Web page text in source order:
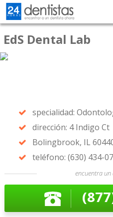
EdS Dental Lab
specialidad:
dirección: 4 Indigo Ct
Bolingbrook, IL
teléfono: (630) 434-
encuentra